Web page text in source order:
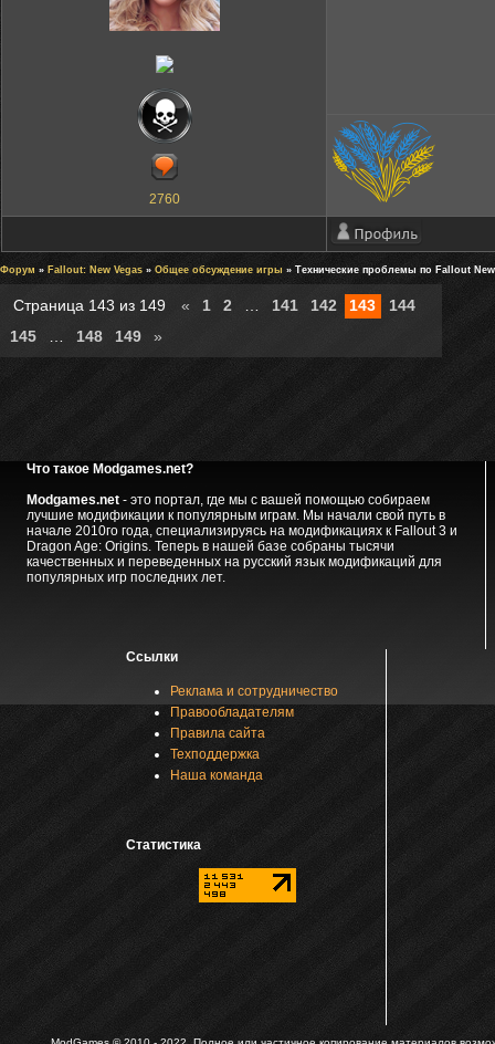
2760
Форум » Fallout: New Vegas » Общее обсуждение игры » Технические проблемы по Fallout
Страница 143 из 149 « 1 2 141 142 143
144
145
148 149 »
Что такое Modgames.net?
Modgames.net- это портал, где мы с вашей помощью собираем
лучшие модификации к популярным играм. Мы начали свой путь в
начале 2010го года, специализируясь на модификациях к Fallout 3 и
Dragon Age: Origins. Теперь в нашей базе собраны тысячи
качественных и переведенных на русский язык модификаций для
популярных игр последних лет.
Ссылки
Реклама и сотрудничество
Правообладателям
Правила сайта
Техподдержка
Наша команда
Статистика